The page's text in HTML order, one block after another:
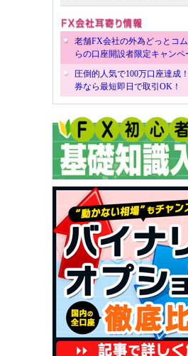
老舗FX会社の外為どっとコ
らの口座開設者限定キャンペ
圧倒的人気で100万口座達成
券なら最短即日で取引OK！